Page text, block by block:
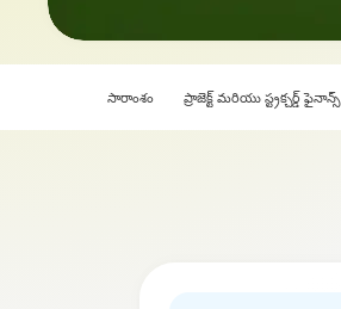
సారాంశం ప్రాజెక్ట్ మరియు స్ట్రక్చర్డ్ ఫైనాన్స్